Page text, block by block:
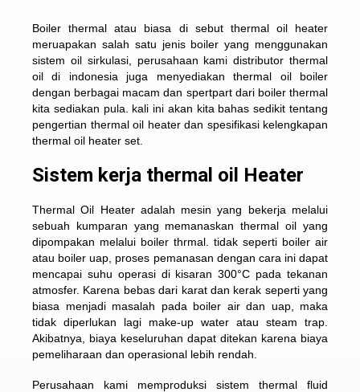
Boiler thermal atau biasa di sebut thermal oil heater
meruapakan salah satu jenis boiler yang menggunakan
sistem oil sirkulasi, perusahaan kami distributor thermal
oil di indonesia juga menyediakan thermal oil boiler
dengan berbagai macam dan spertpart dari boiler thermal
kita sediakan pula. kali ini akan kita bahas sedikit tentang
pengertian thermal oil heater dan spesifikasi kelengkapan
thermal oil heater set.
Sistem kerja thermal oil Heater
Thermal Oil Heater adalah mesin yang bekerja melalui
sebuah kumparan yang memanaskan thermal oil yang
dipompakan melalui boiler thrmal. tidak seperti boiler air
atau boiler uap, proses pemanasan dengan cara ini dapat
mencapai suhu operasi di kisaran 300°C pada tekanan
atmosfer. Karena bebas dari karat dan kerak seperti yang
biasa menjadi masalah pada boiler air dan uap, maka
tidak diperlukan lagi make-up water atau steam trap.
Akibatnya, biaya keseluruhan dapat ditekan karena biaya
pemeliharaan dan operasional lebih rendah.
Perusahaan kami memproduksi sistem thermal fluid